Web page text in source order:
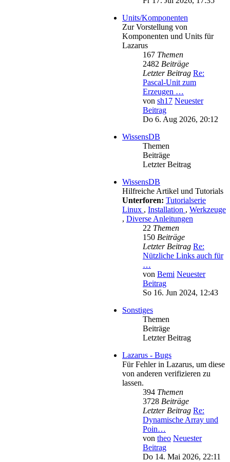
Units/Komponenten
Zur Vorstellung von
Komponenten und Units für
Lazarus
167 Themen
2482 Beiträge
Letzter Beitrag Re:
Pascal-Unit zum
Erzeugen …
von sh17 Neuester
Beitrag
Do 6. Aug 2026, 20:12
WissensDB
Themen
Beiträge
Letzter Beitrag
WissensDB
Hilfreiche Artikel und Tutorials
Unterforen: Tutorialserie
Linux , Installation , Werkzeuge
, Diverse Anleitungen
22 Themen
150 Beiträge
Letzter Beitrag Re:
Nützliche Links auch für
…
von Bemi Neuester
Beitrag
So 16. Jun 2024, 12:43
Sonstiges
Themen
Beiträge
Letzter Beitrag
Lazarus - Bugs
Für Fehler in Lazarus, um diese
von anderen verifizieren zu
lassen.
394 Themen
3728 Beiträge
Letzter Beitrag Re:
Dynamische Array und
Poin…
von theo Neuester
Beitrag
Do 14. Mai 2026, 22:11